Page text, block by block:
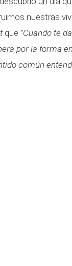
nuestras
que "Cuando te
por la forma
común